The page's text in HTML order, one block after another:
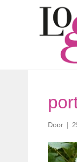
Door |